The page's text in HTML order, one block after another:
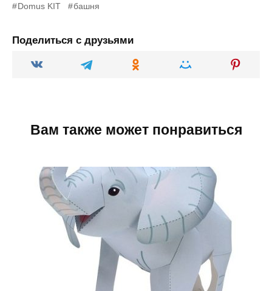
Domus KIT башня
Поделиться с друзьями
Вам также может понравиться